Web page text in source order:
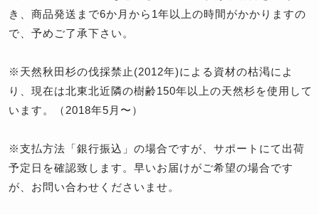
き、 商品発送まで6か月から1年以上の時間がかかりますの
で、予めご了承下さい。
※ 天然秋田杉の伐採禁止(2012年)による資材の枯渇によ
り、現在は北東北近隣の樹齢150年以上の天然杉を使用して
います。（2018年5月〜）
※支払方法「銀行振込」の場合ですが、サポートにて出荷
予定日を確認致します。早いお届けがご希望の場合です
が、お問い合わせくださいませ。